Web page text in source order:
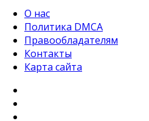
О нас
Политика DMCA
Правообладателям
Контакты
Карта сайта